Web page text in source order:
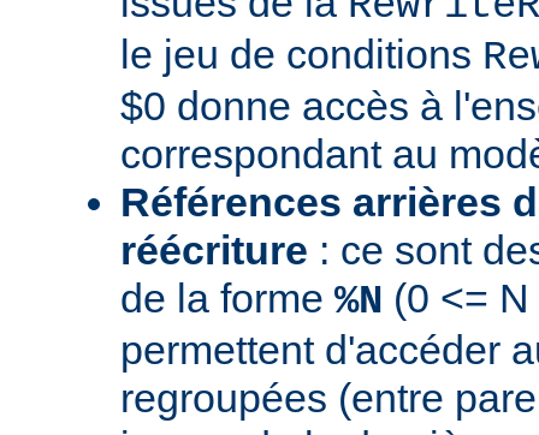
le jeu de conditions
$0 donne accès à
correspondant au
Références arrières
réécriture : ce sont
de la forme %N (0 <=
permettent d'accéder
regroupées (entre